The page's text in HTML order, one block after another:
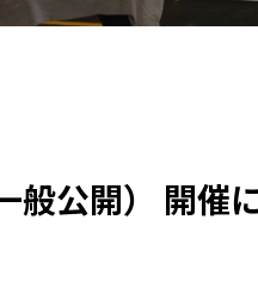
般公開） 開催